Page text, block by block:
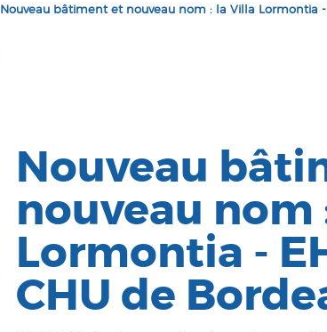
Nouveau bâtiment et nouveau nom : la Villa Lormontia -
Nouveau
nouveau nom
Lormontia -
CHU de